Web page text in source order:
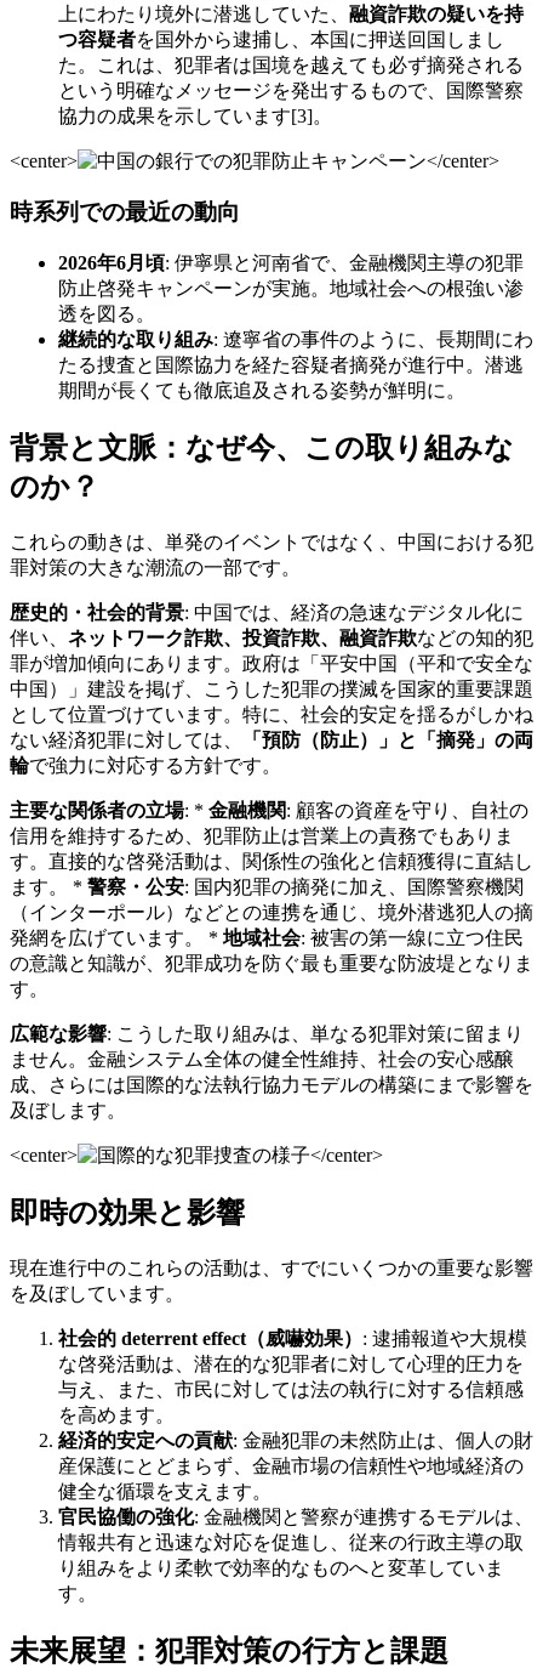
上にわたり境外に潜逃していた、 融資詐欺の疑いを持
つ容疑者を国外から逮捕し、本国に押送回国しまし
た。これは、犯罪者は国境を越えても必ず摘発される
という明確なメッセージを発出するもので、国際警察
協力の成果を示しています[3]。
<center> </center>
時系列での最近の動向
2026年6月頃: 伊寧県と河南省で、金融機関主導の犯罪
防止啓発キャンペーンが実施。地域社会への根強い渗
透を図る。
継続的な取り組み: 遼寧省の事件のように、長期間にわ
たる捜査と国際協力を経た容疑者摘発が進行中。潜逃
期間が長くても徹底追及される姿勢が鮮明に。
背景と文脈：なぜ今、この取り組みな
のか？
これらの動きは、単発のイベントではなく、中国における犯
罪対策の大きな潮流の一部です。
歴史的・社会的背景: 中国では、経済の急速なデジタル化に
伴い、 ネットワーク詐欺、投資詐欺、融資詐欺などの知的犯
罪が増加傾向にあります。政府は「平安中国（平和で安全な
中国）」建設を掲げ、こうした犯罪の撲滅を国家的重要課題
として位置づけています。特に、社会的安定を揺るがしかね
ない経済犯罪に対しては、
「預防（防止）」と「摘発」の両
輪で強力に対応する方針です。
主要な関係者の立場: * 金融機関: 顧客の資産を守り、自社の
信用を維持するため、犯罪防止は営業上の責務でもありま
す。直接的な啓発活動は、関係性の強化と信頼獲得に直結し
ます。 * 警察・公安: 国内犯罪の摘発に加え、国際警察機関
（インターポール）などとの連携を通じ、境外潜逃犯人の摘
発網を広げています。 * 地域社会: 被害の第一線に立つ住民
の意識と知識が、犯罪成功を防ぐ最も重要な防波堤となりま
す。
広範な影響: こうした取り組みは、単なる犯罪対策に留まり
ません。金融システム全体の健全性維持、社会の安心感醸
成、さらには国際的な法執行協力モデルの構築にまで影響を
及ぼします。
<center> </center>
即時の効果と影響
現在進行中のこれらの活動は、すでにいくつかの重要な影響
を及ぼしています。
社会的 deterrent effect（威嚇効果） : 逮捕報道や大規模
な啓発活動は、潜在的な犯罪者に対して心理的圧力を
与え、また、市民に対しては法の執行に対する信頼感
を高めます。
経済的安定への貢献: 金融犯罪の未然防止は、個人の財
産保護にとどまらず、金融市場の信頼性や地域経済の
健全な循環を支えます。
官民協働の強化: 金融機関と警察が連携するモデルは、
情報共有と迅速な対応を促進し、従来の行政主導の取
り組みをより柔軟で効率的なものへと変革していま
す。
未来展望：犯罪対策の行方と課題